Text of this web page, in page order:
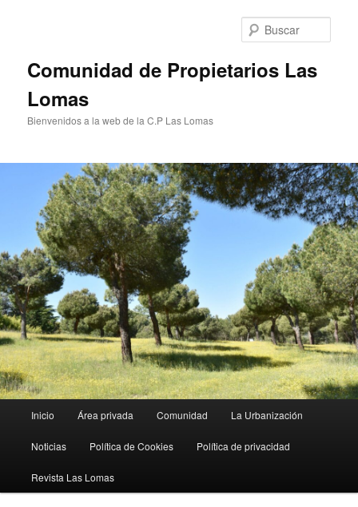
Comunidad de Propietarios Las
Lomas
Bienvenidos a la web de la C.P Las Lomas
Inicio Área privada Comunidad La Urbanización
Noticias Política de Cookies Política de privacidad
Revista Las Lomas